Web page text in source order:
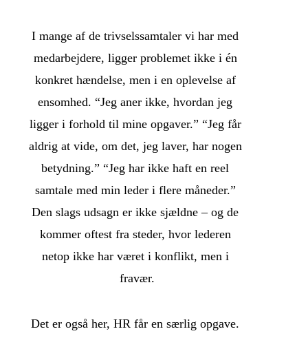
I mange af de trivselssamtaler vi har med
medarbejdere, ligger problemet ikke i én
konkret hændelse, men i en oplevelse af
ensomhed. “Jeg aner ikke, hvordan jeg
ligger i forhold til mine opgaver.” “Jeg får
aldrig at vide, om det, jeg laver, har nogen
betydning.” “Jeg har ikke haft en reel
samtale med min leder i flere måneder.”
Den slags udsagn er ikke sjældne – og de
kommer oftest fra steder, hvor lederen
netop ikke har været i konflikt, men i
fravær.
Det er også her, HR får en særlig opgave.